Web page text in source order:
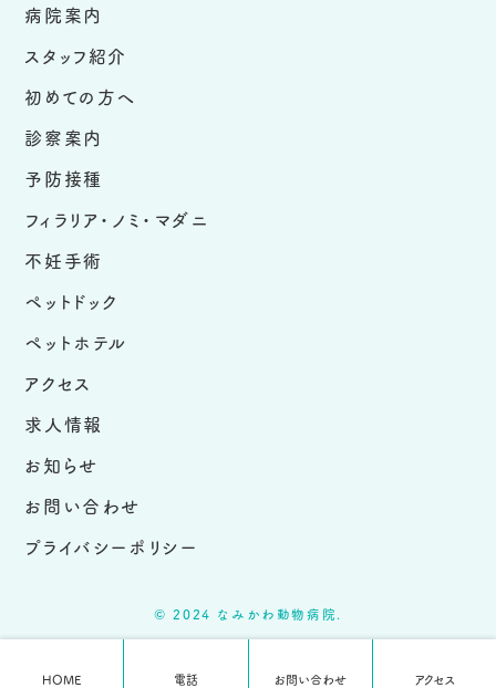
病院案内
スタッフ紹介
初めての方へ
診察案内
予防接種
フィラリア・ノミ・マダニ
不妊手術
ペットドック
ペットホテル
アクセス
求人情報
お知らせ
お問い合わせ
プライバシーポリシー
© 2024 なみかわ動物病院.
HOME 電話 お問い合わせ アクセス